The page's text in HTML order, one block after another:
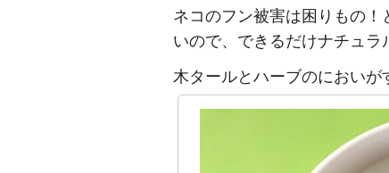
ネコのフン被害は困りもの
いので、できるだけナチュラ
木タールとハーブのにおいが